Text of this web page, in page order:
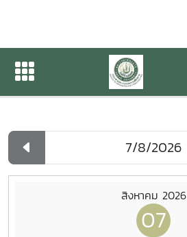
Agency Calendar
Agency Calendar Day List
สิงหาคม 2026
07